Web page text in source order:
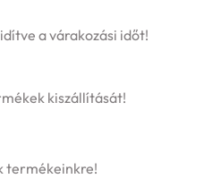
a várakozási időt!
kiszállítását!
termékeinkre!